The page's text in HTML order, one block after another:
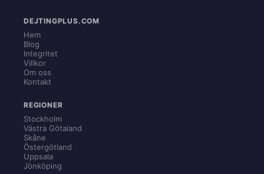
DEJTINGPLUS.COM
Hem
Blog
Integritet
Villkor
Om oss
Kontakt
REGIONER
Stockholm
Västra Götaland
Skåne
Östergötland
Uppsala
Jönköping